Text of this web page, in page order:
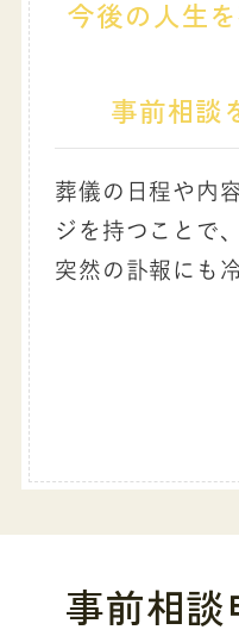
今後の人生
事前相談
葬儀の日程や内
ジを持つことで、
突然の訃報にも
事前相談